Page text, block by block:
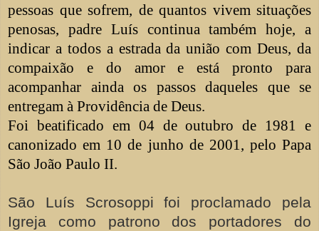
pessoas que sofrem, de quantos vivem situações
penosas, padre Luís continua também hoje, a
indicar a todos a estrada da união com Deus, da
compaixão e do amor e está pronto para
acompanhar ainda os passos daqueles que se
entregam à Providência de Deus.
Foi beatificado em 04 de outubro de 1981 e
canonizado em 10 de junho de 2001, pelo Papa
São João Paulo II.
São Luís Scrosoppi foi proclamado pela
Igreja como patrono dos portadores do